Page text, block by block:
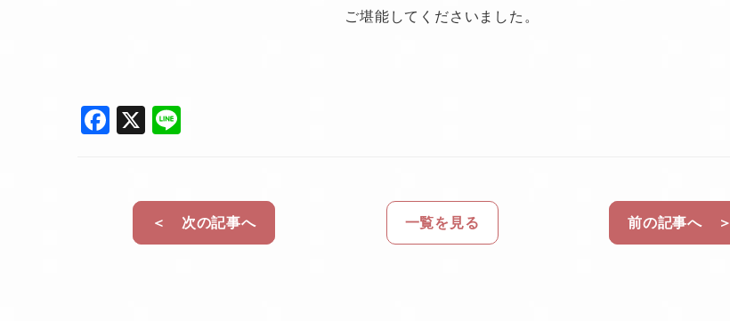
ご堪能してくださいました。
F
X
＜ 次の記事へ 一覧を見る 前の記事へ ＞